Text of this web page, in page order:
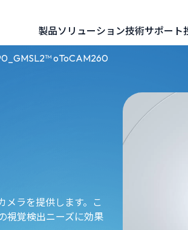
製品ソリューション技術サポート
oToCAM260
メラを提供します。こ
視覚検出ニーズに効果